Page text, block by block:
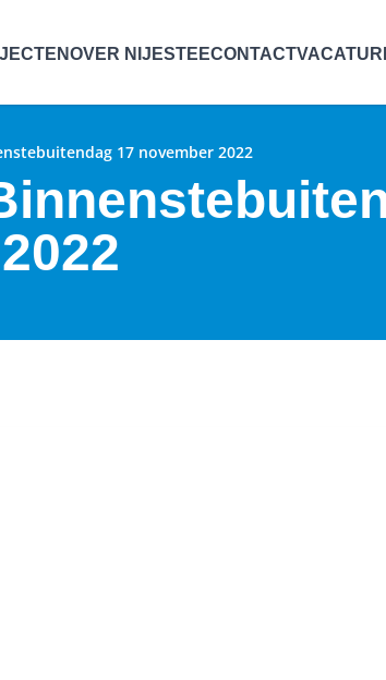
OVER NIJESTEECONTACT
17 november 2022